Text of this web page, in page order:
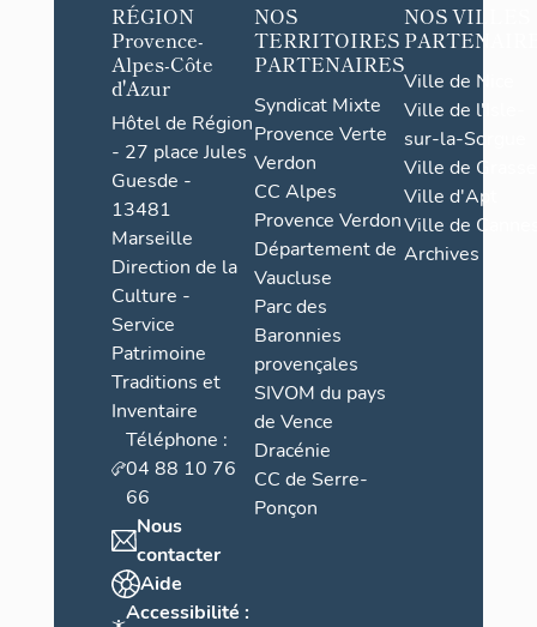
RÉGION
Provence-
Alpes-Côte
d'Azur
Hôtel de Région
- 27 place Jules
Guesde -
13481
Marseille
Direction de la
Culture -
Service
Patrimoine
Traditions et
Inventaire
Téléphone :
04 88 10 76
66
Nous
contacter
Aide
Accessibilité :
NOS
TERRITOIRES
PARTENAIRES
Syndicat Mixte
Provence Verte
Verdon
CC Alpes
Provence Verdon
Département de
Vaucluse
Parc des
Baronnies
provençales
SIVOM du pays
de Vence
Dracénie
CC de Serre-
Ponçon
NOS VILLES
Ville de Nice
Ville de l'Isle-
sur-la-Sorgue
Ville de Grasse
Ville d'Apt
Ville de
Archives